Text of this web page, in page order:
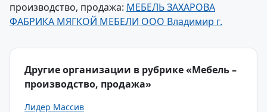
производство, продажа: МЕБЕЛЬ ЗАХАРОВА
ФАБРИКА МЯГКОЙ МЕБЕЛИ ООО Владимир г.
Другие организации в рубрике «Мебель –
производство, продажа»
Лидер Массив